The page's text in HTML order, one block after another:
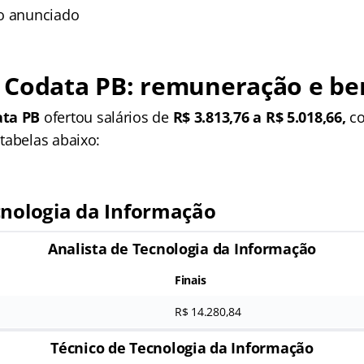
anunciado
PB: remuneração e
PB ofertou salários de R$ 3.813,76 a R$ 5.018,66,
abaixo:
da Informação
Analista de Tecnologia da Informação
Finais
R$ 14.280,84
Técnico de Tecnologia da Informação